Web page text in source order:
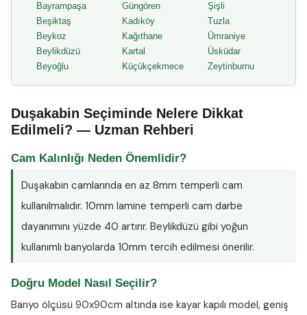
Bayrampaşa
Beşiktaş
Beykoz
Beylikdüzü
Beyoğlu
Güngören
Kadıköy
Kağıthane
Kartal
Küçükçekmece
Şişli
Tuzla
Ümraniye
Üsküdar
Zeytinburnu
Duşakabin Seçiminde Nelere Dikkat
Edilmeli? — Uzman Rehberi
Cam Kalınlığı Neden Önemlidir?
Duşakabin camlarında en az 8mm temperli cam
kullanılmalıdır. 10mm lamine temperli cam darbe
dayanımını yüzde 40 artırır. Beylikdüzü gibi yoğun
kullanımlı banyolarda 10mm tercih edilmesi önerilir.
Doğru Model Nasıl Seçilir?
Banyo ölçüsü 90x90cm altında ise kayar kapılı model, geniş